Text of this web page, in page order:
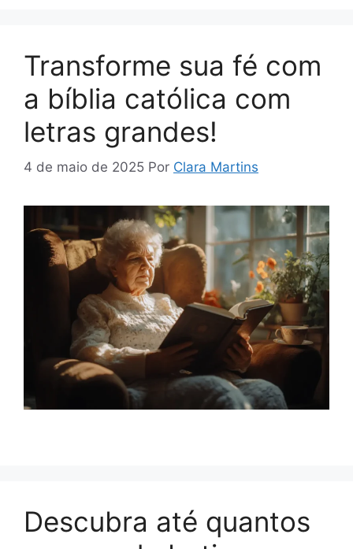
Transforme sua fé com
a bíblia católica com
letras grandes!
4 de maio de 2025 Por Clara Martins
Descubra até quantos